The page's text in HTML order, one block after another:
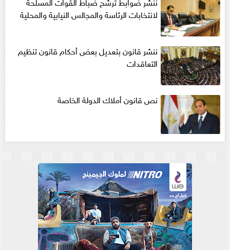
لانتخابات الرئاسة والمجالس النيابية والمحلية‎
ننشر قانون بتعديل بعض أحكام قانون تنظيم
التعاقدات
نص قانون أملاك الدولة الخاصة